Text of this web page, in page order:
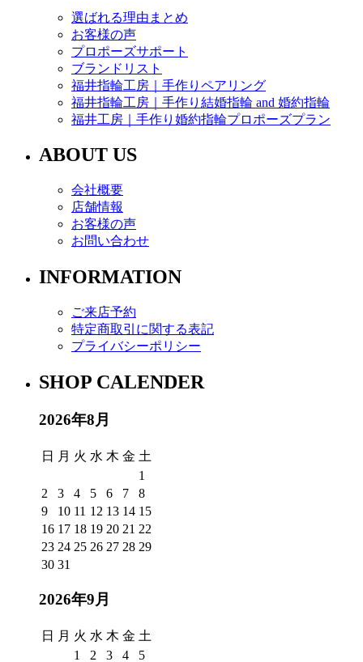
選ばれる理由まとめ
お客様の声
プロポーズサポート
ブランドリスト
福井指輪工房｜手作りペアリング
福井指輪工房｜手作り結婚指輪 and 婚約指輪
福井工房｜手作り婚約指輪プロポーズプラン
ABOUT US
会社概要
店舗情報
お客様の声
お問い合わせ
INFORMATION
ご来店予約
特定商取引に関する表記
プライバシーポリシー
SHOP CALENDER
2026年8月
日 月 火 水 木 金 土
1
2
3 4 5 6 7
8
9
10 11 12 13 14 15
16 17 18 19 20 21 22
23 24 25 26 27 28 29
30 31
2026年9月
日 月 火 水 木 金 土
1
2 3 4 5